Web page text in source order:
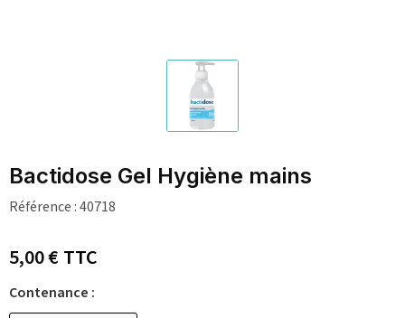
Bactidose Gel Hygiène mains
Référence :40718
5,00 €TTC
Contenance :